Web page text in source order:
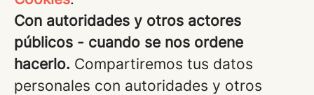
Con autoridades y otros actores
públicos - cuando se nos ordene
hacerlo. Compartiremos tus datos
personales con autoridades y otros